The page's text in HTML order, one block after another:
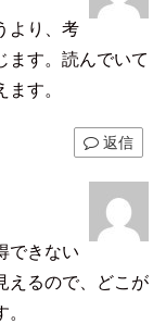
より、考
ます。読んでいて
す。
返信
できない
えるので、どこが